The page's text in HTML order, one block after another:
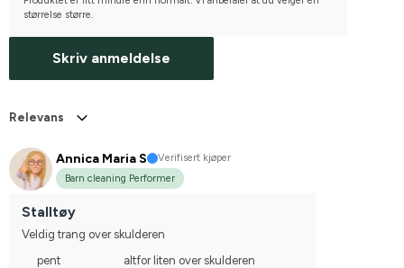
størrelse større.
Skriv anmeldelse
Relevans
Annica Maria S
Verifisert kjøper
Barn cleaning Performer
Stalltøy
Veldig trang over skulderen
pent
altfor liten over skulderen